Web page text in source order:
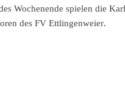
Wochenende spielen die
des FV Ettlingenweier.